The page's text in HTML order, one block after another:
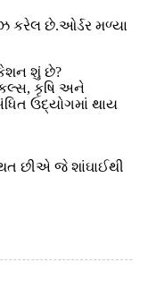
કરેલ છે.ઓર્ડર મળ્યા
શું છે?
કૃષિ અને
ઉદ્યોગમાં થાય
છીએ જે શાંઘાઈથી